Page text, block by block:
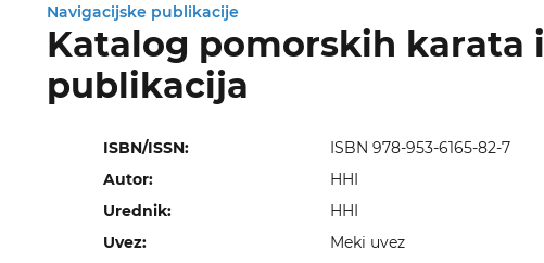
Navigacijske publikacije
Katalog pomorskih karata i
publikacija
ISBN/ISSN:
ISBN 978-953-6165-82-7
Autor:
HHI
Urednik:
HHI
Uvez:
Meki uvez